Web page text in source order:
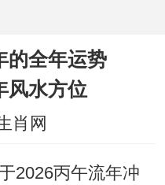
的全年运势
风水方位
肖网
2026丙午流年冲